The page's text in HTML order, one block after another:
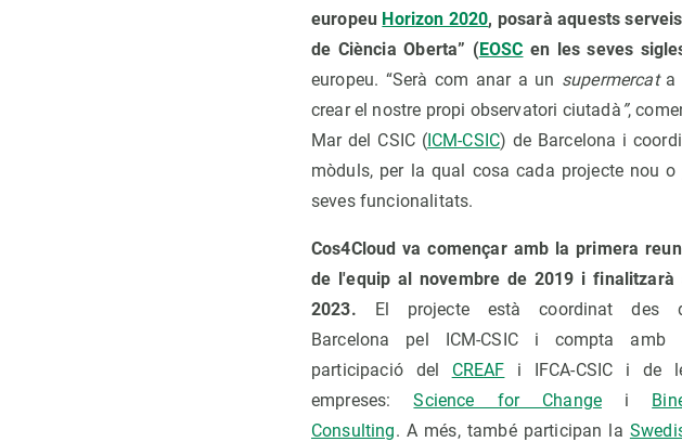
europeu Horizon 2020, posarà aquests
de Ciència Oberta” (EOSC en les seves
europeu. “Serà com anar a un supermercata
crear el nostre propi observatori ciutadà ”,
Mar del CSIC (ICM-CSIC) de Barcelona i
mòduls, per la qual cosa cada projecte nou
seves funcionalitats.
Cos4Cloud va començar amb la primera
de l'equip al novembre de 2019 i finalitzarà
2023. El projecte està coordinat des
Barcelona pel ICM-CSIC i compta amb
participació del CREAF i IFCA-CSIC i de
empreses:Science for Change i
Consulting. A més, també participan la